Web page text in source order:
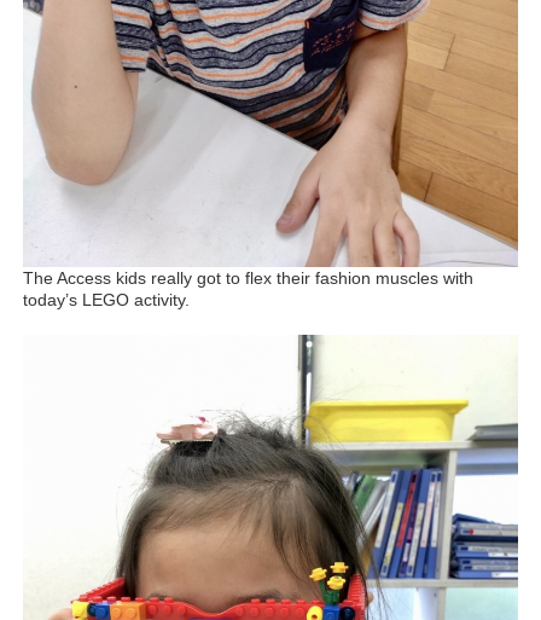
The Access kids really got to flex their fashion muscles with
today’s LEGO activity.